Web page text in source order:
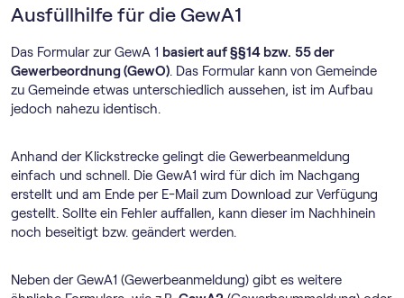
Ausfüllhilfe für die GewA1
Das Formular zur GewA 1 basiert auf §§14 bzw. 55 der
Gewerbeordnung (GewO). Das Formular kann von Gemeinde
zu Gemeinde etwas unterschiedlich aussehen, ist im Aufbau
jedoch nahezu identisch.
Anhand der Klickstrecke gelingt die Gewerbeanmeldung
einfach und schnell. Die GewA1 wird für dich im Nachgang
erstellt und am Ende per E-Mail zum Download zur Verfügung
gestellt. Sollte ein Fehler auffallen, kann dieser im Nachhinein
noch beseitigt bzw. geändert werden.
Neben der GewA1 (Gewerbeanmeldung) gibt es weitere